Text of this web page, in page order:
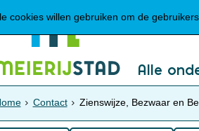
cookies willen gebruiken om de
Alle
Contact Zienswijze, Bezwaar en